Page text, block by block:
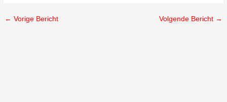
← Vorige Bericht Volgende Bericht →